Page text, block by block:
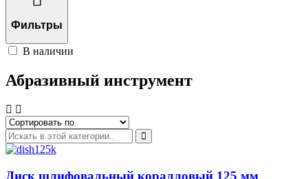
Фильтры
В наличии
Абразивный инструмент
Диск шлифовальный коралловый 125 мм